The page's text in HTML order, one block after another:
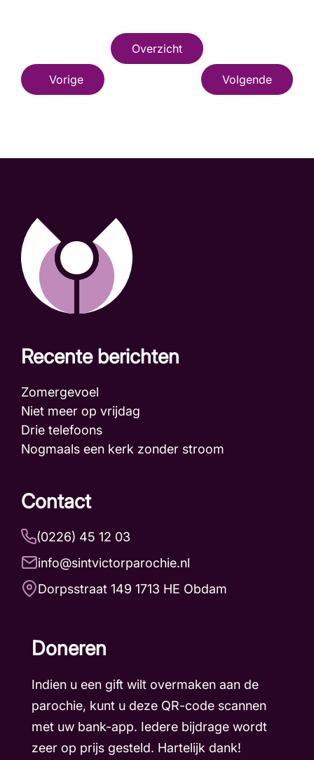
Overzicht
Vorige Volgende
Recente berichten
Zomergevoel
Niet meer op vrijdag
Drie telefoons
Nogmaals een kerk zonder stroom
Contact
(0226) 45 12 03
info@sintvictorparochie.nl
Dorpsstraat 149 1713 HE Obdam
Doneren
Indien u een gift wilt overmaken aan de
parochie, kunt u deze QR-code scannen
met uw bank-app. Iedere bijdrage wordt
zeer op prijs gesteld. Hartelijk dank!